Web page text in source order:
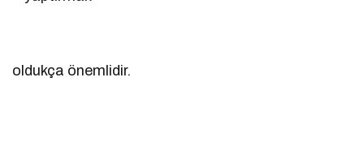
oldukça önemlidir.